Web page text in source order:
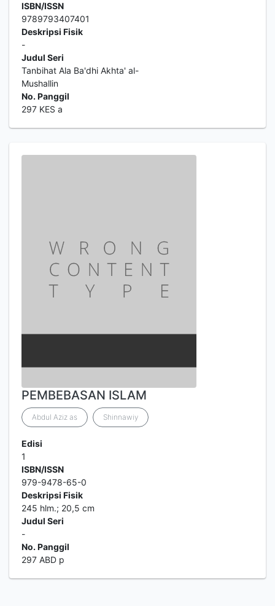
ISBN/ISSN
9789793407401
Deskripsi Fisik
-
Judul Seri
Tanbihat Ala Ba'dhi Akhta' al-
Mushallin
No. Panggil
297 KES a
PEMBEBASAN ISLAM
Abdul Aziz as Shinnawiy
Edisi
1
ISBN/ISSN
979-9478-65-0
Deskripsi Fisik
245 hlm.; 20,5 cm
Judul Seri
-
No. Panggil
297 ABD p